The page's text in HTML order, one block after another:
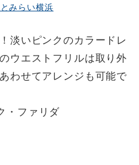
みらい横浜
淡いピンクのカラードレ
ウエストフリルは取り外
わせてアレンジも可能で
・ ファリダ